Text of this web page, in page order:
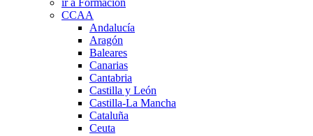
CCAA
Andalucía
Aragón
Baleares
Canarias
Cantabria
Castilla y León
Castilla-La Mancha
Cataluña
Ceuta